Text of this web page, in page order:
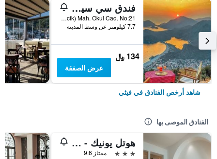
فندق سي سيس بوتيك
Oludeniz (Ovacik) Mah. Okul Cad. No:21, فيثي, تركيا
7.7 كيلومتر عن وسط المدينة
134 ﷼
عرض الصفقة
شاهد أرخص الفنادق في فيثي
الفنادق الموصى بها
هوتل يونيك - بوتيك كلاس - للبالغين فقط
3 نجوم
ممتاز 9.6